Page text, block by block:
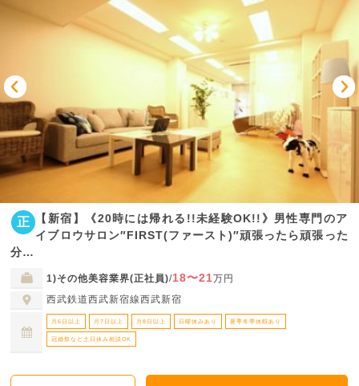
正
【新宿】《20時には帰れる!!未経験OK!!》男性専門のア
イブロウサロン″FIRST(ファースト)″頑張ったら頑張った
分…
1)その他美容業界(正社員)/18〜21万円
西武鉄道西武新宿線西武新宿
月6日以上 月7日以上 月8日以上 日曜休みあり 夏季冬季休暇あり
冠婚祭など土日休み相談OK